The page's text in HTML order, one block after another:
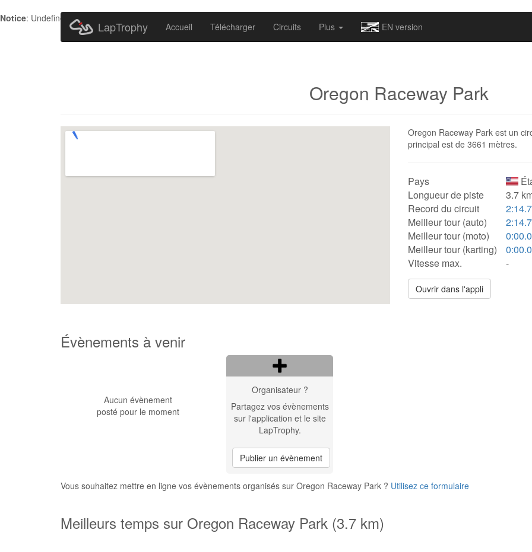
Notice: Undefined index: HTTP_ACCEPT_LANGUAGE in
LapTrophy Accueil Télécharger Circuits Plus EN version
Oregon Raceway Park
Oregon Raceway Park est un
principal est de 3661 mètres.
Pays
Longueur de piste
3.7
Record du circuit
Meilleur tour (auto)
Meilleur tour (moto)
Meilleur tour (karting)
Vitesse max.
-
Ouvrir dans l'appli
Évènements à venir
Aucun évènement
posté pour le moment
Organisateur ?
Partagez vos évènements
sur l'application et le site
LapTrophy.
Publier un évènement
Vous souhaitez mettre en ligne vos évènements organisés sur Oregon Raceway Park ? Utilisez ce formulaire
Meilleurs temps sur Oregon Raceway Park (3.7 km)